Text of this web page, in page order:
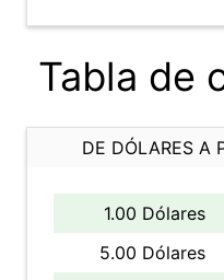
Tabla de
DE DÓLARES A
1.00 Dólares
5.00 Dólares